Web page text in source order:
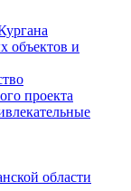
объектов и
проекта
области